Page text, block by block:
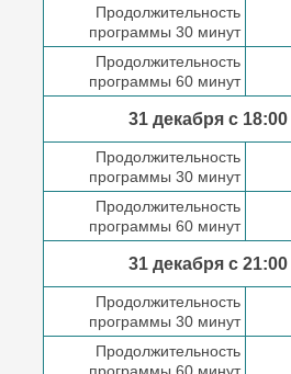
Продолжительность
программы 30 минут
Продолжительность
программы 60 минут
31 декабря с 18:00
Продолжительность
программы 30 минут
Продолжительность
программы 60 минут
31 декабря с 21:00
Продолжительность
программы 30 минут
Продолжительность